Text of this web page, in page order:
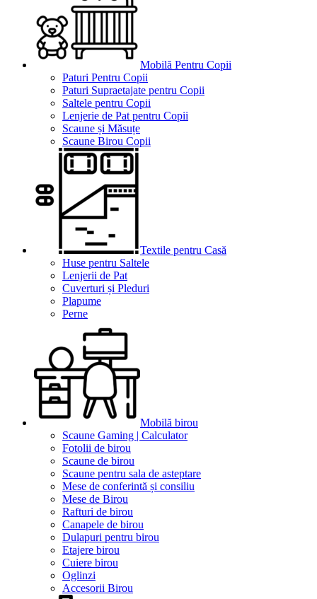
Mobilă Pentru Copii
Paturi Pentru Copii
Paturi Supraetajate pentru Copii
Saltele pentru Copii
Lenjerie de Pat pentru Copii
Scaune și Măsuțe
Scaune Birou Copii
Textile pentru Casă
Huse pentru Saltele
Lenjerii de Pat
Cuverturi și Pleduri
Plapume
Perne
Mobilă birou
Scaune Gaming | Calculator
Fotolii de birou
Scaune de birou
Scaune pentru sala de asteptare
Mese de conferintă și consiliu
Mese de Birou
Rafturi de birou
Canapele de birou
Dulapuri pentru birou
Etajere birou
Cuiere birou
Oglinzi
Accesorii Birou